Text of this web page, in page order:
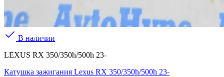
В наличии
LEXUS RX 350/350h/500h 23-
Катушка зажигания Lexus RX 350/350h/500h 23-